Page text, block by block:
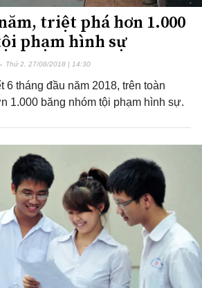
triệt phá hơn 1.000
phạm hình sự
Thứ 2, 27/08/2018 | 14:30
6 tháng đầu năm 2018, trên toàn
1.000 băng nhóm tội phạm hình sự.